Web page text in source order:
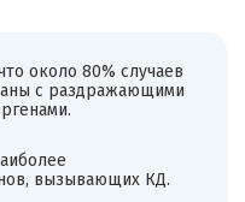
около 80% случаев
с раздражающими
вызывающих КД.